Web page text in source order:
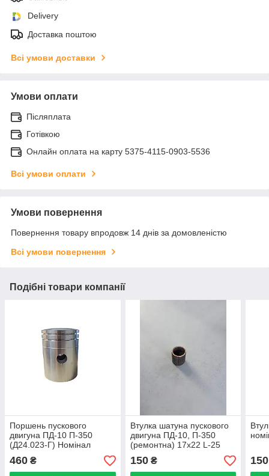
Delivery
Доставка поштою
Всі умови доставки
Умови оплати
Післяплата
Готівкою
Онлайн оплата на карту 5375-4115-0903-5536
Всі умови оплати
Умови повернення
Повернення товару впродовж 14 днів за домовленістю
Всі умови повернення
Подібні товари компанії
Поршень пускового
двигуна ПД-10 П-350
(Д24.023-Г) Номінал
460 ₴
Втулка шатуна пускового
двигуна ПД-10, П-350
(ремонтна) 17х22 L-25
150₴ 150